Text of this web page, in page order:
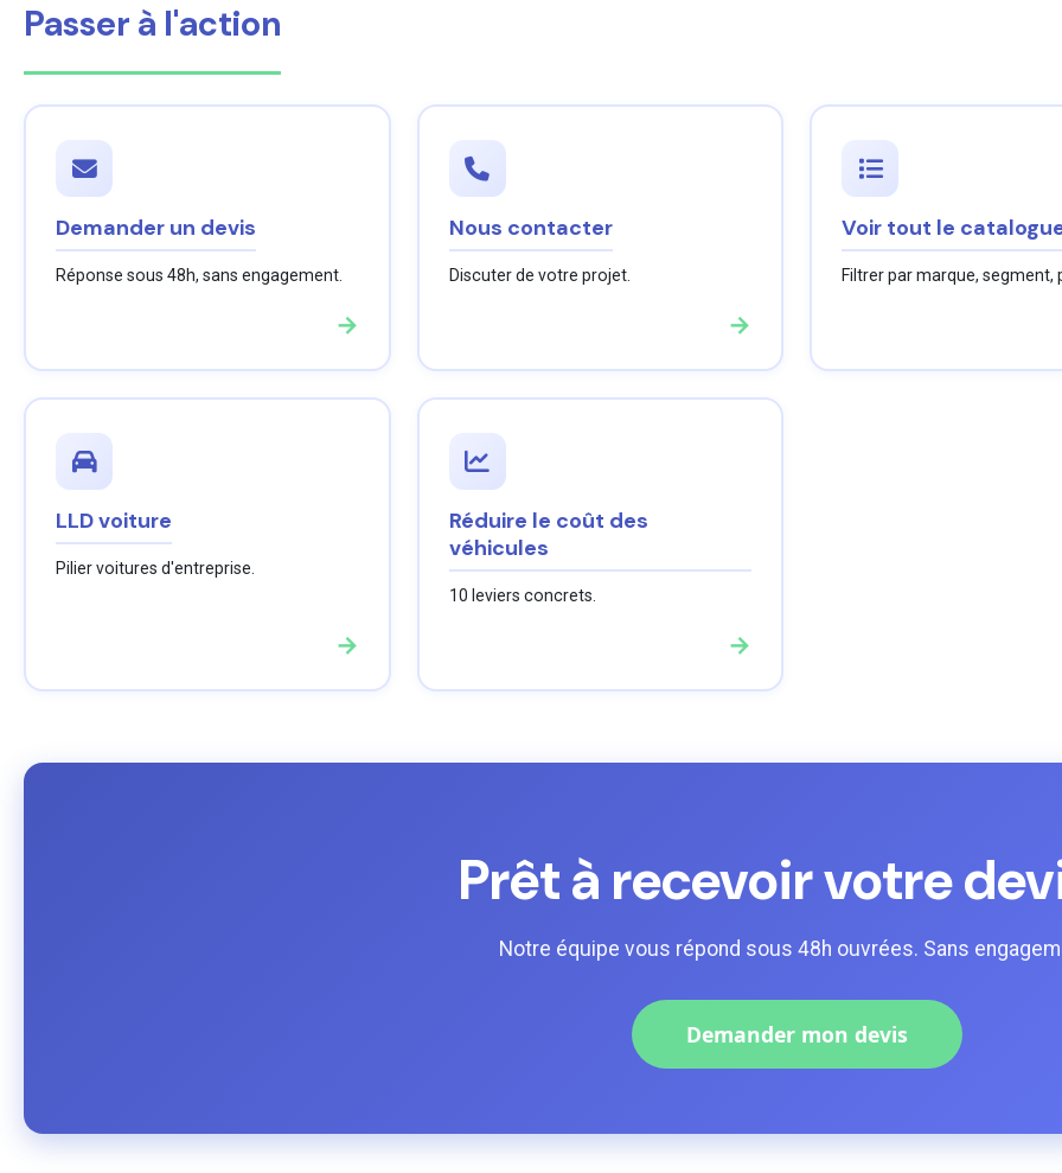
Passer à l'action
Demander un devis
Réponse sous 48h, sans engagement.
→
Nous contacter
Discuter de votre projet.
→
Voir tout le
Filtrer par marque, segment,
LLD voiture
Pilier voitures d'entreprise.
→
Réduire le coût des
véhicules
10 leviers concrets.
→
Prêt à recevoir votre
Notre équipe vous répond sous 48h ouvrées. Sans
Demander mon devis